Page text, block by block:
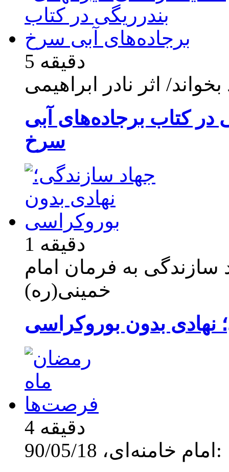
5 دقیقه
اثر نادر ابراهیمی
در کتاب برجاده‌های آبی
سرخ
1 دقیقه
به فرمان امام
خمینی(ره)
نهادی بدون بوروکراسی
4 دقیقه
امام خامنه‌ای، 90/05/18: